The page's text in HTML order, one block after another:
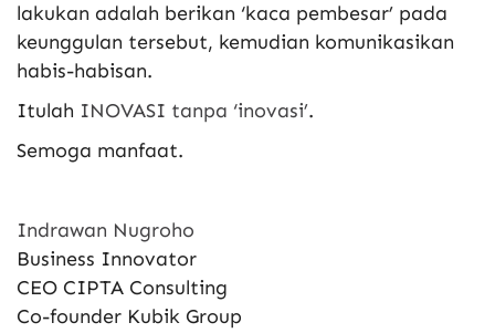
lakukan adalah berikan ‘kaca pembesar’ pada
keunggulan tersebut, kemudian komunikasikan
habis-habisan.
Itulah INOVASI tanpa ‘inovasi’.
Semoga manfaat.
Indrawan Nugroho
Business Innovator
CEO CIPTA Consulting
Co-founder Kubik Group